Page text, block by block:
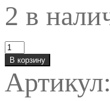
2 в
Количество
товара
Ta2
Гель-
лак
В корзину
Артикул: